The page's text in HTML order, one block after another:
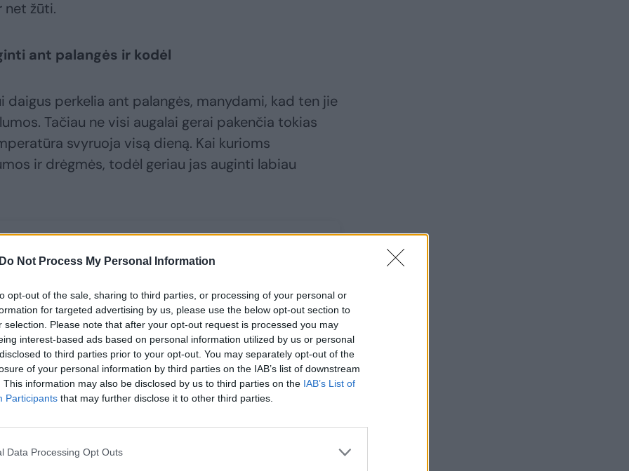
Do Not Process My Personal Information
opt-out of the sale, sharing to third parties, or processing of your personal or
for targeted advertising by us, please use the below opt-out section to
selection. Please note that after your opt-out request is processed you may
interest-based ads based on personal information utilized by us or personal
to third parties prior to your opt-out. You may separately opt-out of the
of your personal information by third parties on the IAB’s list of downstream
This information may also be disclosed by us to third parties on the IAB’s List of
Participants that may further disclose it to other third parties.
Data Processing Opt Outs
net žūti.
ant palangės ir kodėl
daigus perkelia ant palangės, manydami, kad ten jie
Tačiau ne visi augalai gerai pakenčia tokias
svyruoja visą dieną. Kai kurioms
ir drėgmės, todėl geriau jas auginti labiau
Sodininkas atskleidė,
kodėl šios trąšos –
aplink(1)
Kavamedį savo
namuose gali